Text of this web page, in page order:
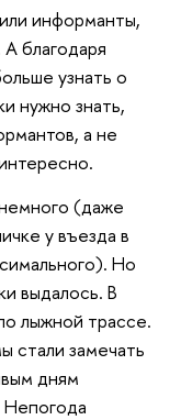
информанты,
благодаря
узнать о
нужно знать,
а не
(даже
у въезда в
Но
выдалось. В
лыжной трассе.
стали замечать
дням